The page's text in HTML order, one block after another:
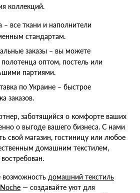
коллекций.
– все ткани и наполнители
стандартам.
заказы – вы можете
оптом, постель или
партиями.
по Украине – быстрое
заказов.
заботящийся о комфорте ваших
о выгоде вашего бизнеса. С нами
свой магазин, гостиницу или любое
домашним текстилем,
возможность домашний текстиль
— создавайте уют для